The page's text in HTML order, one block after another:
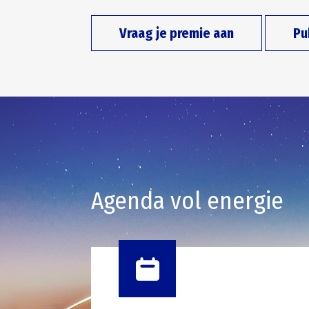
Vraag je premie aan
Agenda vol energie